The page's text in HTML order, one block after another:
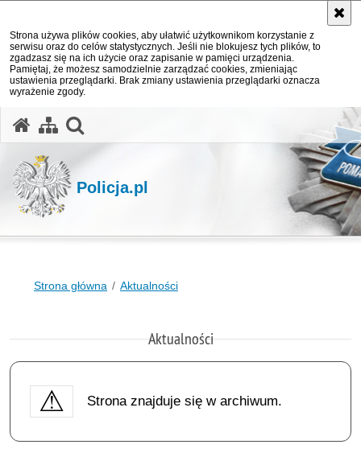
Strona używa plików cookies, aby ułatwić użytkownikom korzystanie z
serwisu oraz do celów statystycznych. Jeśli nie blokujesz tych plików, to
zgadzasz się na ich użycie oraz zapisanie w pamięci urządzenia.
Pamiętaj, że możesz samodzielnie zarządzać cookies, zmieniając
ustawienia przeglądarki. Brak zmiany ustawienia przeglądarki oznacza
wyrażenie zgody.
Policja.pl
Strona główna Aktualności
Aktualności
Strona znajduje się w archiwum.